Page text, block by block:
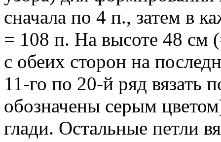
сначала по 4 п., затем в
= 108 п. На высоте 48 см
с обеих сторон на
11-го по 20-й ряд вязать
обозначены серым
глади. Остальные петли